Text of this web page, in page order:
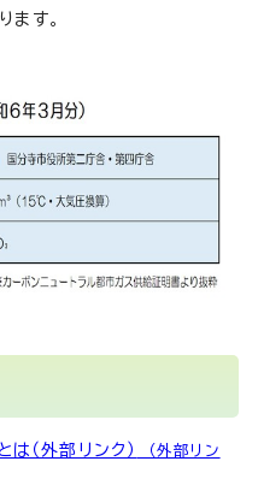
ます。
（外部リンク）
（外部リン